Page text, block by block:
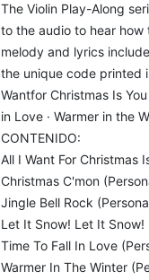
The Violin Play-Along
to the audio to hear
melody and lyrics
the unique code printed
Wantfor Christmas Is
in Love · Warmer in the
CONTENIDO:
All I Want For Christmas
Christmas C'mon
Jingle Bell Rock
Let It Snow! Let It
Time To Fall In Love
Warmer In The Winter